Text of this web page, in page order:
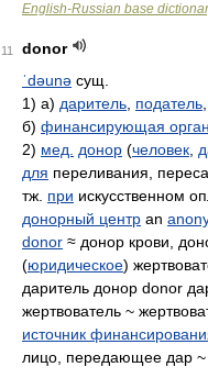
English-Russian base
11
donor
ˈdəunə сущ.
1) а) даритель податель
б) финансирующая
2) мед. донор (человек
для переливания,
тж. при искусственном
донорный центр an
donor ≈ донор крови,
(юридическое)
даритель донор donor
жертвователь ~
источник
лицо, передающее дар